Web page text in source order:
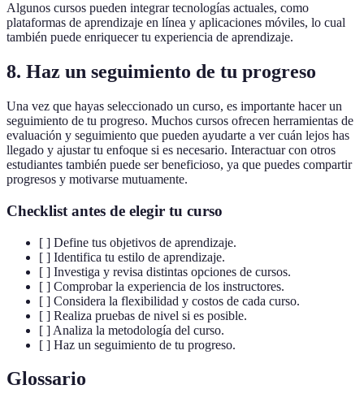
Algunos cursos pueden integrar tecnologías actuales, como
plataformas de aprendizaje en línea y aplicaciones móviles, lo cual
también puede enriquecer tu experiencia de aprendizaje.
8. Haz un seguimiento de tu progreso
Una vez que hayas seleccionado un curso, es importante hacer un
seguimiento de tu progreso. Muchos cursos ofrecen herramientas de
evaluación y seguimiento que pueden ayudarte a ver cuán lejos has
llegado y ajustar tu enfoque si es necesario. Interactuar con otros
estudiantes también puede ser beneficioso, ya que puedes compartir
progresos y motivarse mutuamente.
Checklist antes de elegir tu curso
[ ] Define tus objetivos de aprendizaje.
[ ] Identifica tu estilo de aprendizaje.
[ ] Investiga y revisa distintas opciones de cursos.
[ ] Comprobar la experiencia de los instructores.
[ ] Considera la flexibilidad y costos de cada curso.
[ ] Realiza pruebas de nivel si es posible.
[ ] Analiza la metodología del curso.
[ ] Haz un seguimiento de tu progreso.
Glossario